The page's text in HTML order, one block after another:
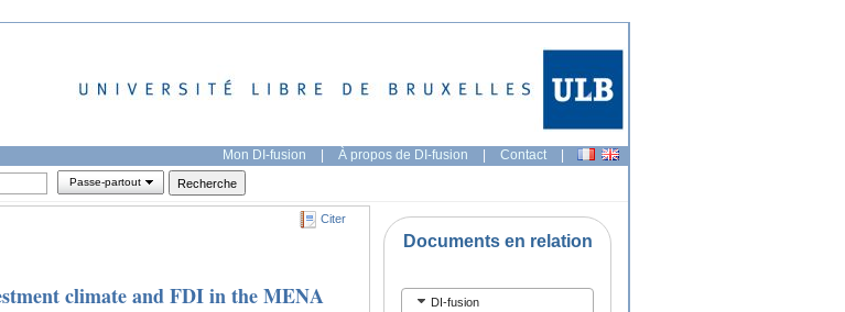
Mon DI-fusion | À propos de DI-fusion | Contact |
Passe-partout
Citer
climate and FDI in the MENA
Documents en relation
DI-fusion